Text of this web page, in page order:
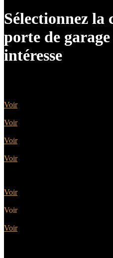
Sélectionnez la
porte de
intéresse
Voir
Voir
Voir
Voir
Voir
Voir
Voir